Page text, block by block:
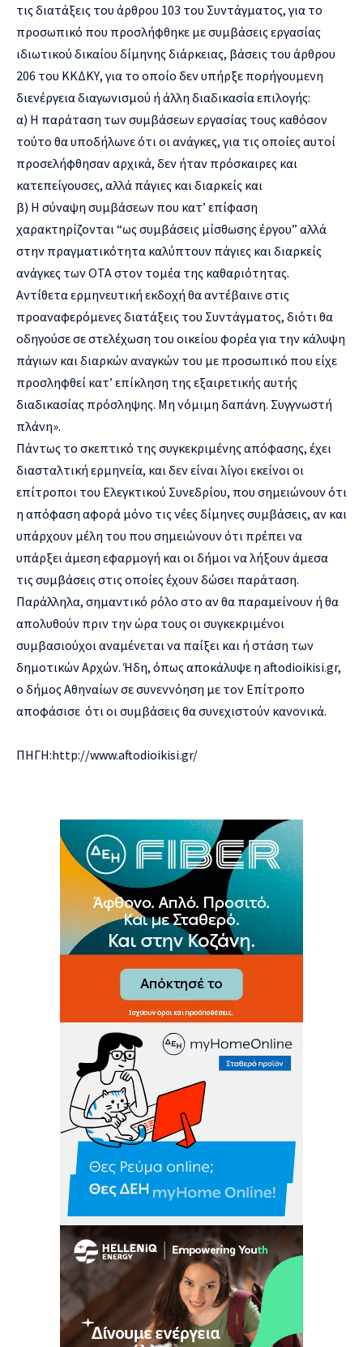
τις διατάξεις του άρθρου 103 του Συντάγματος, για το
προσωπικό που προσλήφθηκε με συμβάσεις εργασίας
ιδιωτικού δικαίου δίμηνης διάρκειας, βάσεις του άρθρου
206 του ΚΚΔΚΥ, για το οποίο δεν υπήρξε πορήγουμενη
διενέργεια διαγωνισμού ή άλλη διαδικασία επιλογής:
α) Η παράταση των συμβάσεων εργασίας τους καθόσον
τούτο θα υποδήλωνε ότι οι ανάγκες, για τις οποίες αυτοί
προσελήφθησαν αρχικά, δεν ήταν πρόσκαιρες και
κατεπείγουσες, αλλά πάγιες και διαρκείς και
β) Η σύναψη συμβάσεων που κατ’ επίφαση
χαρακτηρίζονται “ως συμβάσεις μίσθωσης έργου” αλλά
στην πραγματικότητα καλύπτουν πάγιες και διαρκείς
ανάγκες των ΟΤΑ στον τομέα της καθαριότητας.
Αντίθετα ερμηνευτική εκδοχή θα αντέβαινε στις
προαναφερόμενες διατάξεις του Συντάγματος, διότι θα
οδηγούσε σε στελέχωση του οικείου φορέα για την κάλυψη
πάγιων και διαρκών αναγκών του με προσωπικό που είχε
προσληφθεί κατ’ επίκληση της εξαιρετικής αυτής
διαδικασίας πρόσληψης. Μη νόμιμη δαπάνη. Συγγνωστή
πλάνη».
Πάντως το σκεπτικό της συγκεκριμένης απόφασης, έχει
διασταλτική ερμηνεία, και δεν είναι λίγοι εκείνοι οι
επίτροποι του Ελεγκτικού Συνεδρίου, που σημειώνουν ότι
η απόφαση αφορά μόνο τις νέες δίμηνες συμβάσεις, αν και
υπάρχουν μέλη του που σημειώνουν ότι πρέπει να
υπάρξει άμεση εφαρμογή και οι δήμοι να λήξουν άμεσα
τις συμβάσεις στις οποίες έχουν δώσει παράταση.
Παράλληλα, σημαντικό ρόλο στο αν θα παραμείνουν ή θα
απολυθούν πριν την ώρα τους οι συγκεκριμένοι
συμβασιούχοι αναμένεται να παίξει και ή στάση των
δημοτικών Αρχών. Ήδη, όπως αποκάλυψε η aftodioikisi.gr,
ο δήμος Αθηναίων σε συνεννόηση με τον Επίτροπο
αποφάσισε ότι οι συμβάσεις θα συνεχιστούν κανονικά.
ΠΗΓΗ:http://www.aftodioikisi.gr/